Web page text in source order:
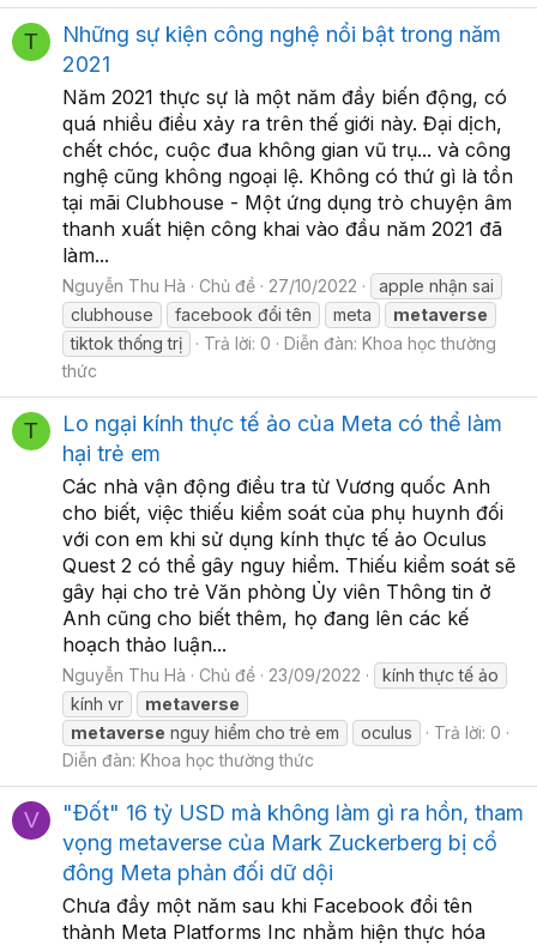
T
Những sự kiện công nghệ nổi bật trong năm
2021
Năm 2021 thực sự là một năm đầy biến động, có
quá nhiều điều xảy ra trên thế giới này. Đại dịch,
chết chóc, cuộc đua không gian vũ trụ... và công
nghệ cũng không ngoại lệ. Không có thứ gì là tồn
tại mãi Clubhouse - Một ứng dụng trò chuyện âm
thanh xuất hiện công khai vào đầu năm 2021 đã
làm...
Nguyễn Thu Hà Chủ đề 27/10/2022
apple nhận sai
clubhouse
facebook đổi tên meta
metaverse
tiktok thống trị
Trả lời: 0 Diễn đàn: Khoa học thường
thức
T
Lo ngại kính thực tế ảo của Meta có thể làm
hại trẻ em
Các nhà vận động điều tra từ Vương quốc Anh
cho biết, việc thiếu kiểm soát của phụ huynh đối
với con em khi sử dụng kính thực tế ảo Oculus
Quest 2 có thể gây nguy hiểm. Thiếu kiểm soát sẽ
gây hại cho trẻ Văn phòng Ủy viên Thông tin ở
Anh cũng cho biết thêm, họ đang lên các kế
hoạch thảo luận...
Nguyễn Thu Hà Chủ đề 23/09/2022
kính thực tế ảo
kính vr
metaverse
metaverse nguy hiểm cho trẻ em oculus
Trả lời: 0
Diễn đàn: Khoa học thường thức
V
"Đốt" 16 tỷ USD mà không làm gì ra hồn, tham
vọng metaverse của Mark Zuckerberg bị cổ
đông Meta phản đối dữ dội
Chưa đầy một năm sau khi Facebook đổi tên
thành Meta Platforms Inc nhằm hiện thực hóa